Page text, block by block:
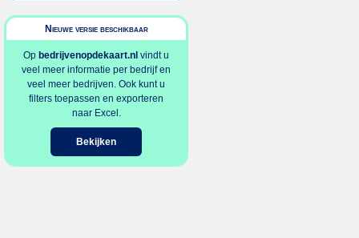
Nieuwe versie beschikbaar
Op bedrijvenopdekaart.nl vindt u
veel meer informatie per bedrijf en
veel meer bedrijven. Ook kunt u
filters toepassen en exporteren
naar Excel.
Bekijken